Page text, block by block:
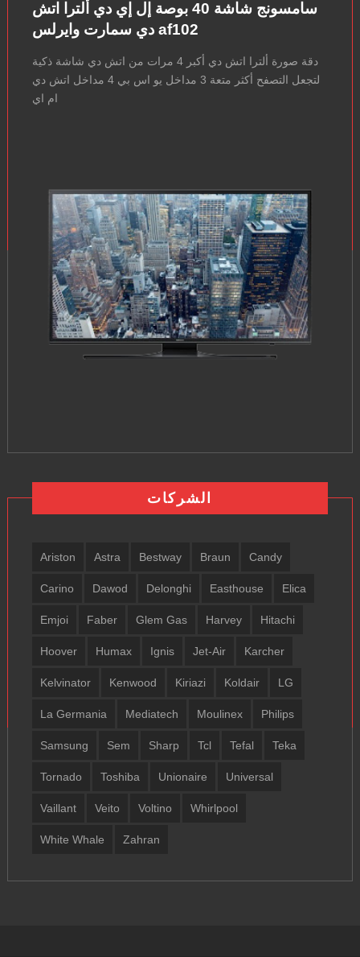
سامسونج شاشة 40 بوصة إل إي دي ألترا اتش
دي سمارت وايرلس af102
دقة صورة ألترا اتش دي أكبر 4 مرات من اتش دي شاشة ذكية
لتجعل التصفح أكثر متعة 3 مداخل يو اس بي 4 مداخل اتش دي
ام اي
الشركات
Ariston Astra Bestway Braun Candy
Carino Dawod Delonghi Easthouse Elica
Emjoi Faber Glem Gas Harvey Hitachi
Hoover Humax Ignis Jet-Air Karcher
Kelvinator Kenwood Kiriazi Koldair LG
La Germania Mediatech Moulinex Philips
Samsung Sem Sharp Tcl Tefal Teka
Tornado Toshiba Unionaire Universal
Vaillant Veito Voltino Whirlpool
White Whale Zahran